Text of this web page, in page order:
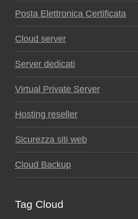
Posta Elettronica Certificata
Cloud server
Server dedicati
Virtual Private Server
Hosting reseller
Sicurezza siti web
Cloud Backup
Tag Cloud